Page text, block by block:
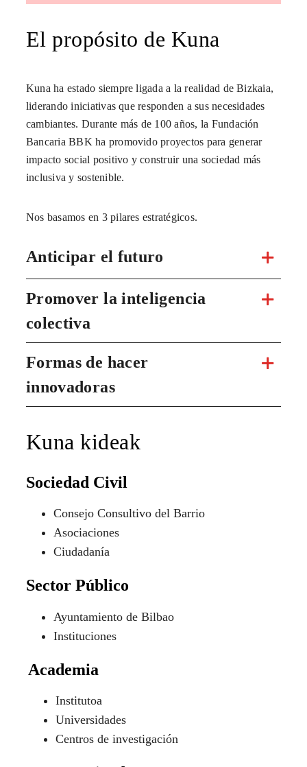
El propósito de Kuna
Kuna ha estado siempre ligada a la realidad de Bizkaia,
liderando iniciativas que responden a sus necesidades
cambiantes. Durante más de 100 años, la Fundación
Bancaria BBK ha promovido proyectos para generar
impacto social positivo y construir una sociedad más
inclusiva y sostenible.
Nos basamos en 3 pilares estratégicos.
Anticipar el futuro
Promover la inteligencia
colectiva
Formas de hacer
innovadoras
Kuna kideak
Sociedad Civil
Consejo Consultivo del Barrio
Asociaciones
Ciudadanía
Sector Público
Ayuntamiento de Bilbao
Instituciones
Academia
Institutoa
Universidades
Centros de investigación